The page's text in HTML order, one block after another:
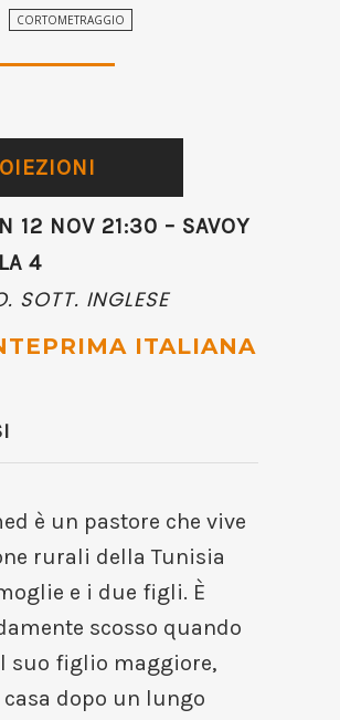
CORTOMETRAGGIO
12 NOV 21:30 – SAVOY
4
SOTT. INGLESE
ITALIANA
è un pastore che vive
rurali della Tunisia
e i due figli. È
scosso quando
suo figlio maggiore,
dopo un lungo